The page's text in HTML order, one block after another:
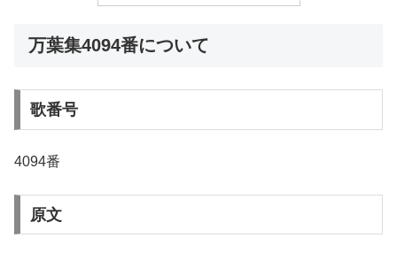
万葉集4094番について
歌番号
4094番
原文